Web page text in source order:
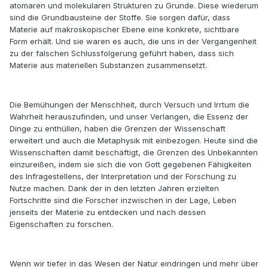
atomaren und molekularen Strukturen zu Grunde. Diese wiederum
sind die Grundbausteine der Stoffe. Sie sorgen dafür, dass
Materie auf makroskopischer Ebene eine konkrete, sichtbare
Form erhält. Und sie waren es auch, die uns in der Vergangenheit
zu der falschen Schlussfolgerung geführt haben, dass sich
Materie aus materiellen Substanzen zusammensetzt.
Die Bemühungen der Menschheit, durch Versuch und Irrtum die
Wahrheit herauszufinden, und unser Verlangen, die Essenz der
Dinge zu enthüllen, haben die Grenzen der Wissenschaft
erweitert und auch die Metaphysik mit einbezogen. Heute sind die
Wissenschaften damit beschäftigt, die Grenzen des Unbekannten
einzureißen, indem sie sich die von Gott gegebenen Fähigkeiten
des Infragestellens, der Interpretation und der Forschung zu
Nutze machen. Dank der in den letzten Jahren erzielten
Fortschritte sind die Forscher inzwischen in der Lage, Leben
jenseits der Materie zu entdecken und nach dessen
Eigenschaften zu forschen.
Wenn wir tiefer in das Wesen der Natur eindringen und mehr über